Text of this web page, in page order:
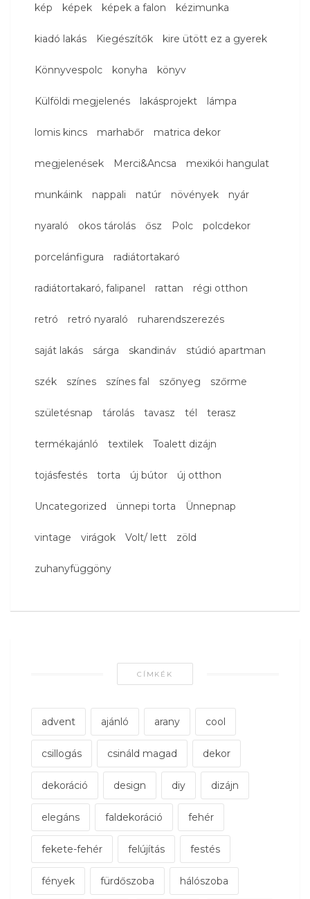
kép képek képek a falon kézimunka
kiadó lakás Kiegészítők kire ütött ez a gyerek
Könnyvespolc konyha könyv
Külföldi megjelenés lakásprojekt lámpa
lomis kincs marhabőr matrica dekor
megjelenések Merci&Ancsa mexikói hangulat
munkáink nappali natúr növények nyár
nyaraló okos tárolás ősz Polc polcdekor
porcelánfigura radiátortakaró
radiátortakaró, falipanel rattan régi otthon
retró retró nyaraló ruharendszerezés
saját lakás sárga skandináv stúdió apartman
szék színes színes fal szőnyeg szőrme
születésnap tárolás tavasz tél terasz
termékajánló textilek Toalett dizájn
tojásfestés torta új bútor új otthon
Uncategorized ünnepi torta Ünnepnap
vintage virágok Volt/ lett zöld
zuhanyfüggöny
CÍMKÉK
advent ajánló arany cool
csillogás csináld magad dekor
dekoráció design diy dizájn
elegáns faldekoráció fehér
fekete-fehér felújítás festés
fények fürdőszoba hálószoba